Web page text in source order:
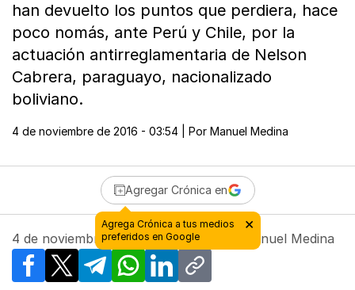
han devuelto los puntos que perdiera, hace
poco nomás, ante Perú y Chile, por la
actuación antirreglamentaria de Nelson
Cabrera, paraguayo, nacionalizado
boliviano.
4 de noviembre de 2016 - 03:54 | Por Manuel Medina
Agregar Crónica en
4 de noviembre de 2016 - 03:54 Manuel Medina
Facebook
X TelegramWhatsApp
LinkedInCopy link